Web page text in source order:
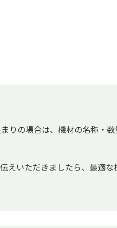
りの場合は、機材の名称・
えいただきましたら、最適